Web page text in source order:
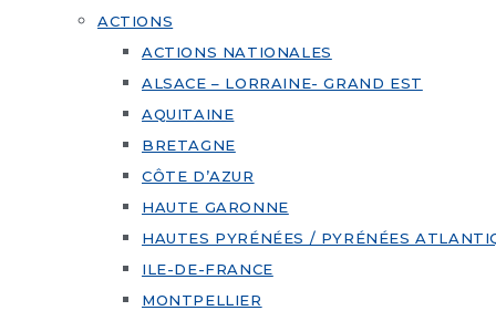
ACTIONS
ACTIONS NATIONALES
ALSACE – LORRAINE- GRAND EST
AQUITAINE
BRETAGNE
CÔTE D’AZUR
HAUTE GARONNE
HAUTES PYRÉNÉES / PYRÉNÉES
ILE-DE-FRANCE
MONTPELLIER